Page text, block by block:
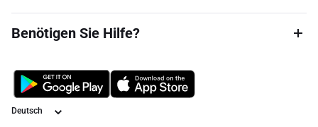
Benötigen Sie Hilfe?
Sprache